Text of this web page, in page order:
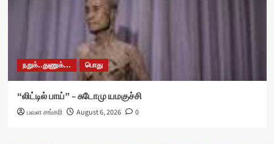
நறுக்..துணுக்... பொது
“லிட்டில் பாய்” – சுடோமு யமகுச்சி
பவள சங்கரி August 6, 2026 0